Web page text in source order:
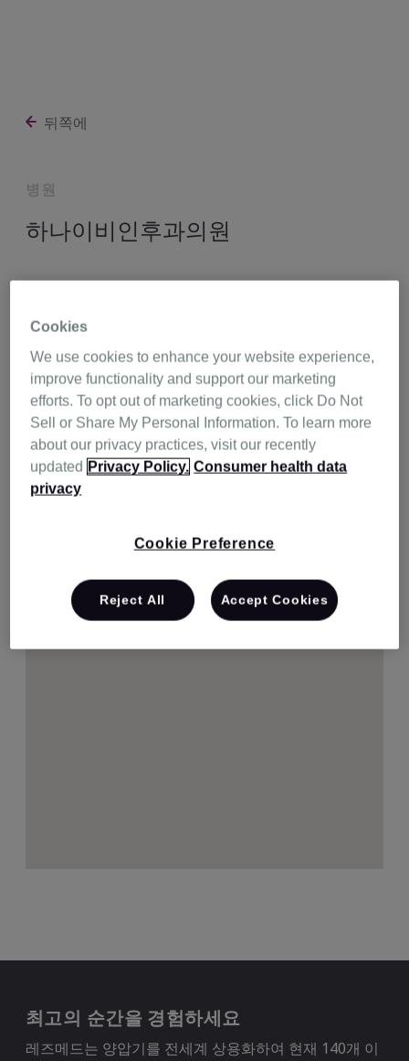
뒤쪽에
병원
하나이비인후과의원
http://www.hanacj.com/entCh/
043-254-5075 길 찾기
최고의 순간을 경험하세요
레즈메드는 양압기를 전세계 상용화하여 현재 140개 이
Cookies
We use cookies to enhance your website experience,
improve functionality and support our marketing
efforts. To opt out of marketing cookies, click Do Not
Sell or Share My Personal Information. To learn more
about our privacy practices, visit our recently
updated Privacy Policy. Consumer health data
privacy
Cookie Preference
Reject All Accept Cookies